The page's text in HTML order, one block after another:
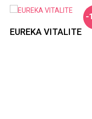
-
EUREKA VITALITE